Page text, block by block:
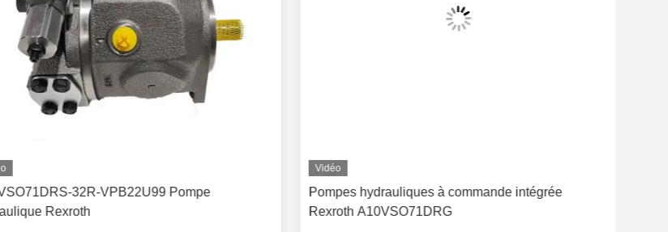
32R-VPB22U99 Pompe
Rexroth
Vidéo
Pompes hydrauliques à commande intégrée
Rexroth A10VSO71DRG